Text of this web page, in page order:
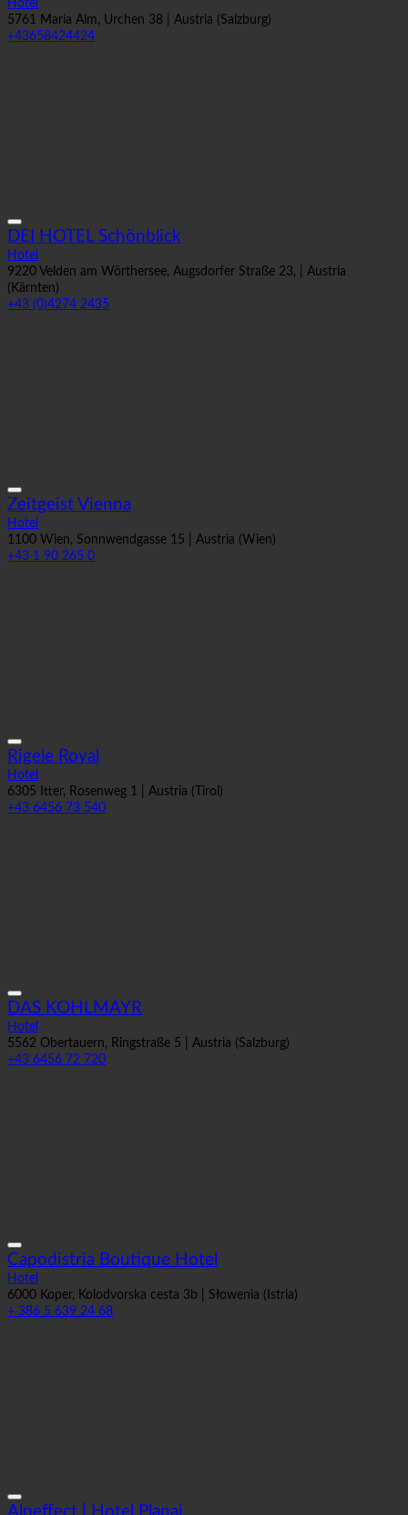
5761 Maria Alm, Urchen 38 | Austria (Salzburg)
+43658424424
DEI HOTEL Schönblick
Hotel
9220 Velden am Wörthersee, Augsdorfer Straße 23, | Austria
(Kärnten)
+43 (0)4274 2435
Zeitgeist Vienna
Hotel
1100 Wien, Sonnwendgasse 15 | Austria (Wien)
+43 1 90 265 0
Rigele Royal
Hotel
6305 Itter, Rosenweg 1 | Austria (Tirol)
+43 6456 73 540
DAS KOHLMAYR
Hotel
5562 Obertauern, Ringstraße 5 | Austria (Salzburg)
+43 6456 72 720
Capodistria Boutique Hotel
Hotel
6000 Koper, Kolodvorska cesta 3b | Słowenia (Istria)
+ 386 5 639 24 68
Alpeffect | Hotel Planai